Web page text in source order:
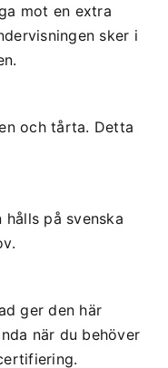
mot en extra
sker i
och tårta. Detta
på svenska
ger den här
när du behöver